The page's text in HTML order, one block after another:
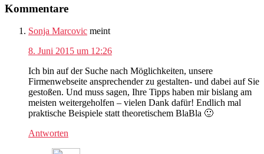
Interaktionen
Kommentare
Sonja Marcovic meint
8. Juni 2015 um 12:26
Ich bin auf der Suche nach Möglichkeiten, unsere
Firmenwebseite ansprechender zu gestalten- und dabei auf Sie
gestoßen. Und muss sagen, Ihre Tipps haben mir bislang am
meisten weitergeholfen – vielen Dank dafür! Endlich mal
praktische Beispiele statt theoretischem BlaBla 🙂
Antworten